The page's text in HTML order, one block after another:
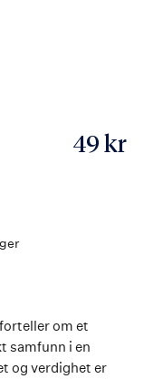
49 kr
om et
samfunn i en
og verdighet er